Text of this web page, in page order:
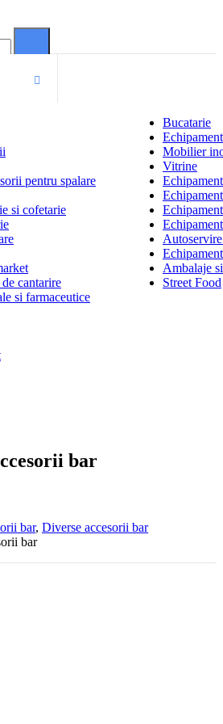
Bucatarie
Mobilier
Vitrine
pentru spalare
si cofetarie
Ambalaje
cantarire
Street Food
si farmaceutice
bar
bar, Diverse accesorii bar
bar